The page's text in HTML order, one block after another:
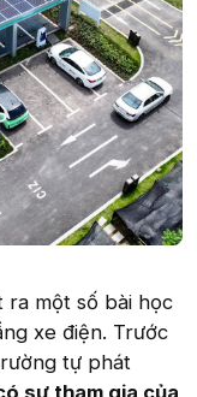
ra một số bài học
xe điện. Trước
tự phát
sự tham gia của